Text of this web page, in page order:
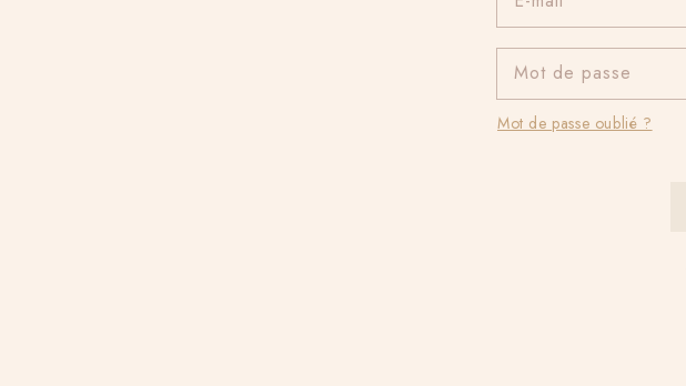
Mot de passe
Mot de passe oublié ?